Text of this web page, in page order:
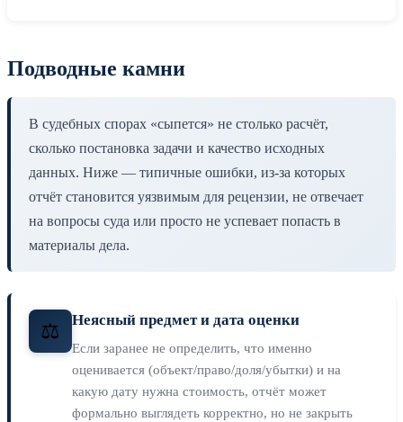
Подводные камни
В судебных спорах «сыпется» не столько расчёт,
сколько постановка задачи и качество исходных
данных. Ниже — типичные ошибки, из-за которых
отчёт становится уязвимым для рецензии, не отвечает
на вопросы суда или просто не успевает попасть в
материалы дела.
⚖️ Неясный предмет и дата оценки
Если заранее не определить, что именно
оценивается (объект/право/доля/убытки) и на
какую дату нужна стоимость, отчёт может
формально выглядеть корректно, но не закрыть